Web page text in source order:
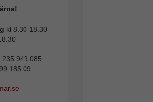
kl 8.30-18.30
235 949 085
185 09